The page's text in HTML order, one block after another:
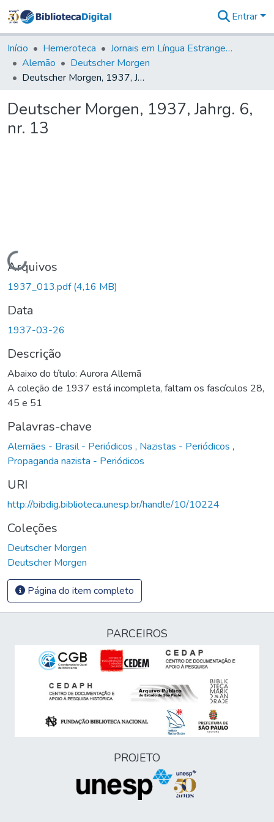
&
Coleções
Tudo na
Biblioteca
Estatísticas
Entrar
Início Hemeroteca
Jornais em Língua Estrangeira
Alemão
Deutscher Morgen
Deutscher Morgen, 1937, Jahrg. 6, nr. 13
Deutscher Morgen, 1937, Jahrg. 6,
nr. 13
Carregando...
Arquivos
1937_013.pdf(4,16 MB)
Data
1937-03-26
Descrição
Abaixo do título: Aurora Allemã
A coleção de 1937 está incompleta, faltam os fascículos 28,
45 e 51
Palavras-chave
Alemães - Brasil - Periódicos , Nazistas - Periódicos ,
Propaganda nazista - Periódicos
URI
http://bibdig.biblioteca.unesp.br/handle/10/10224
Coleções
Deutscher Morgen
Deutscher Morgen
Página do item completo
PARCEIROS
PROJETO